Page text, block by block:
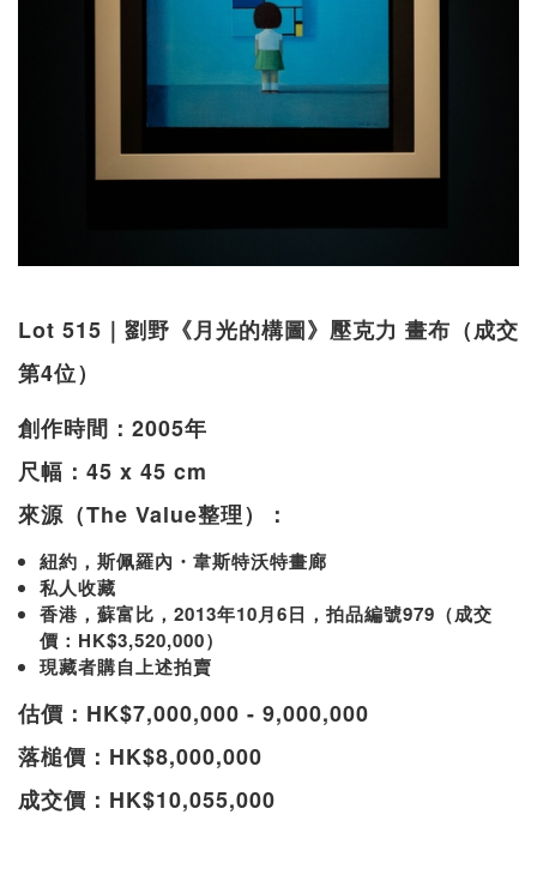
Lot 515｜劉野《月光的構圖》壓克力 畫布（成交
第4位）
創作時間：2005年
尺幅：45 x 45 cm
來源（The Value整理）：
紐約，斯佩羅內・韋斯特沃特畫廊
私人收藏
香港，蘇富比，2013年10月6日，拍品編號979（成交
價：HK$3,520,000）
現藏者購自上述拍賣
估價：HK$7,000,000 - 9,000,000
落槌價：HK$8,000,000
成交價：HK$10,055,000